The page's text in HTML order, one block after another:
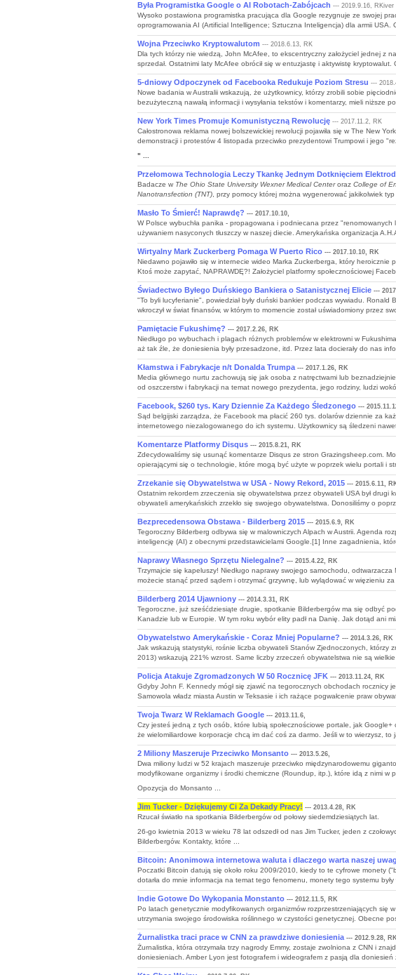
Była Programistka Google o AI Robotach-Zabójcach --- 2019.9.16, RKiver
Wysoko postawiona programistka pracująca dla Google rezygnuje ze swojej
oprogramowania AI (Artificial Intelligence; Sztuczna Inteligencja) dla armii USA.
Wojna Przeciwko Kryptowalutom --- 2018.6.13, RK
Dla tych którzy nie wiedzą, John McAfee, to ekscentryczny założyciel jednej z
sprzedał. Ostatnimi laty McAfee obrócił się w entuzjastę i aktywistę
5-dniowy Odpoczynek od Facebooka Redukuje Poziom Stresu ---
Nowe badania w Australii wskazują, że użytkownicy, którzy zrobili sobie
bezużyteczną nawałą informacji i wysyłania tekstów i komentarzy, mieli niższe
New York Times Promuje Komunistyczną Rewolucję --- 2017.11.2, RK
Całostronowa reklama nowej bolszewickiej rewolucji pojawiła się w The New
demonstracji i protestów 4 listopada przeciwko prezydentowi Trumpowi i jego
" ...
Przełomowa Technologia Leczy Tkankę Jednym Dotknięciem
Badacze w The Ohio State University Wexner Medical Centeroraz College of
Nanotransfection (TNT), przy pomocy której można wygenerować jakikolwiek
Masło To Śmierć! Naprawdę? --- 2017.10.10,
W Polsce wybuchła panika - propagowana i podniecana przez
używaniem nasyconych tłuszczy w naszej diecie. Amerykańska organizacja
Wirtyalny Mark Zuckerberg Pomaga W Puerto Rico --- 2017.10.10, RK
Niedawno pojawiło się w internecie wideo Marka Zuckerberga, który
Ktoś może zapytać, NAPRAWDĘ?! Założyciel platformy społecznościowej
Świadectwo Byłego Duńskiego Bankiera o Satanistycznej Elicie ---
"To byli lucyferianie", powiedział były duński bankier podczas wywiadu.
wkroczył w świat finansów, w którym to momencie został uświadomiony przez
Pamiętacie Fukushimę? --- 2017.2.26, RK
Niedługo po wybuchach i plagach różnych problemów w elektrowni w
aż tak źle, że doniesienia były przesadzone, itd. Przez lata docierały do nas
Kłamstwa i Fabrykacje n/t Donalda Trumpa--- 2017.1.26, RK
Media głównego nurtu zachowują się jak osoba z natręctwami lub
od oszczerstw i fabrykacji na temat nowego prezydenta, jego rodziny, ludzi
Facebook, $260 tys. Kary Dziennie Za Każdego Śledzonego ---
Sąd belgijski zarządza, że Facebook ma płacić 260 tys. dolarów dziennie za
internetowego niezalogowanego do ich systemu. Użytkownicy są śledzeni
Komentarze Platformy Disqus --- 2015.8.21, RK
Zdecydowaliśmy się usunąć komentarze Disqus ze stron Grazingsheep.com.
opierającymi się o technologie, które mogą być użyte w poprzek wielu portali i
Zrzekanie się Obywatelstwa w USA - Nowy Rekord, 2015 --- 2015.6.11,
Ostatnim rekordem zrzeczenia się obywatelstwa przez obywateli USA był
obywateli amerykańskich zrzekło się swojego obywatelstwa. Donosiliśmy o
Bezprecedensowa Obstawa - Bilderberg 2015 --- 2015.6.9, RK
Tegoroczny Bilderberg odbywa się w malowniczych Alpach w Austrii. Agenda
inteligencję (AI) z obecnymi przedstawicielami Google.[1] Inne zagadnienia,
Naprawy Własnego Sprzętu Nielegalne? --- 2015.4.22, RK
Trzymajcie się kapeluszy! Niedługo naprawy swojego samochodu,
możecie stanąć przed sądem i otrzymać grzywnę, lub wylądować w więzieniu za
Bilderberg 2014 Ujawniony --- 2014.3.31, RK
Tegoroczne, już sześćdziesiąte drugie, spotkanie Bilderbergów ma się odbyć
Kanadzie lub w Europie. W tym roku wybór elity padł na Danię. Jak dotąd ani
Obywatelstwo Amerykańskie - Coraz Mniej Popularne? --- 2014.3.26, RK
Jak wskazują statystyki, rośnie liczba obywateli Stanów Zjednoczonych,
2013) wskazują 221% wzrost. Same liczby zrzeczeń obywatelstwa nie są
Policja Atakuje Zgromadzonych W 50 Rocznicę JFK --- 2013.11.24, RK
Gdyby John F. Kennedy mógł się zjawić na tegorocznych obchodach rocznicy
Samowola władz miasta Austin w Teksasie i ich rażące pogwałcenie praw
Twoja Twarz W Reklamach Google --- 2013.11.6,
Czy jesteś jedną z tych osób, które lubią społecznościowe portale, jak
że wielomiliardowe korporacje chcą im dać coś za darmo. Jeśli w to wierzysz, to
2 Miliony Maszeruje Przeciwko Monsanto --- 2013.5.26,
Dwa miliony ludzi w 52 krajach maszeruje przeciwko międzynarodowemu
modyfikowane organizmy i środki chemiczne (Roundup, itp.), które idą z nimi w
Opozycja do Monsanto ...
Jim Tucker - Dziękujemy Ci Za Dekady Pracy! --- 2013.4.28, RK
Rzucał światło na spotkania Bilderbergów od połowy siedemdziesiątych lat.
26-go kwietnia 2013 w wieku 78 lat odszedł od nas Jim Tucker, jeden z
Bilderbergów. Kontakty, które ...
Bitcoin: Anonimowa internetowa waluta i dlaczego warta naszej
Poczatki Bitcoin datują się około roku 2009/2010, kiedy to te cyfrowe monety
dotarła do mnie informacja na temat tego fenomenu, monety tego systemu były
Indie Gotowe Do Wykopania Monstanto --- 2012.11.5, RK
Po latach genetycznie modyfikowanych organizmów rozprzestrzeniających się
utrzymania swojego środowiska roślinnego w czystości genetycznej. Obecne
Żurnalistka traci prace w CNN za prawdziwe doniesienia--- 2012.9.28, RK
Żurnalistka, która otrzymała trzy nagrody Emmy, zostaje zwolniona z CNN i
doniesieniach. Amber Lyon jest fotografem i wideografem z pasją dla doniesień